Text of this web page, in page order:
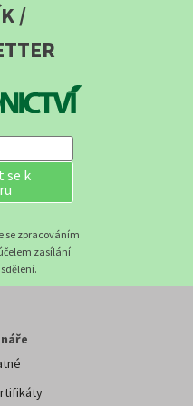
/
se k
se zpracováním
zasílání